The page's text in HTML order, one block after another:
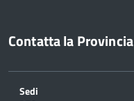
Contatta la Provincia
Sedi